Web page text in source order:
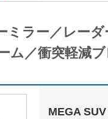
ラー／レーダ
ム／衝突軽減
MEGA